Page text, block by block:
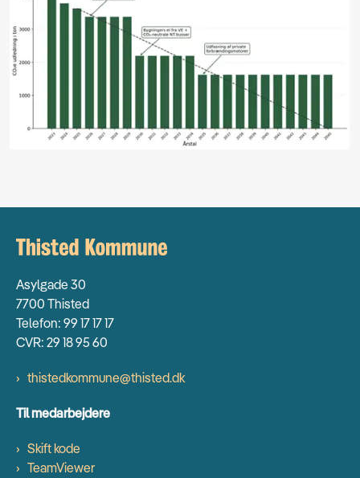
Asylgade 30
7700 Thisted
Telefon: 99 17 17 17
CVR: 29 18 95 60
thistedkommune@thisted.dk
Til medarbejdere
Skift kode
TeamViewer